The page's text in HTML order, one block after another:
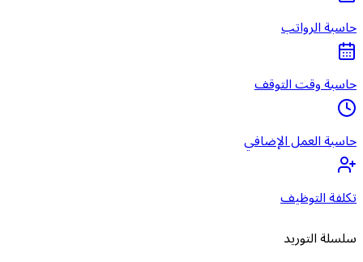
حاسبة الرواتب
حاسبة وقت التوقف
حاسبة العمل الإضافي
تكلفة التوظيف
سلسلة التوريد